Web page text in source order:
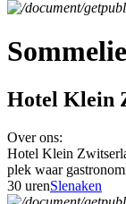
Hotel Klein
Over ons:
Hotel Klein
plek waar
30 urenSlenaken